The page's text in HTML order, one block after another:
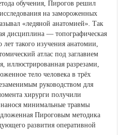
обучения, Пирогов решил
на замороженных
«ледяной анатомией». Так
дисциплина — топографическая
такого изучения анатомии,
атлас под заглавием
иллюстрированная разрезами,
тело человека в трёх
руководством для
хирурги получили
минимальные травмы
Пироговым методика
развития оперативной